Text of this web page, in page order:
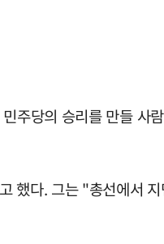
주당의 승리를 만들 사
했다. 그는 "총선에서